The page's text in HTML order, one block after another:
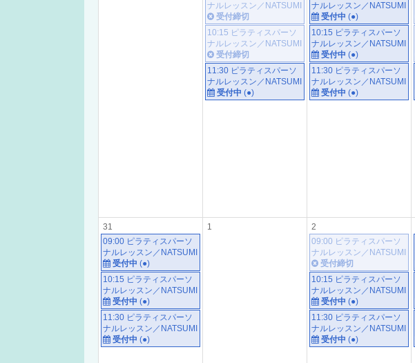
ナルレッスン／NATSUMI
受付締切
10:15 ピラティスパーソ
ナルレッスン／NATSUMI
受付締切
11:30 ピラティスパーソ
ナルレッスン／NATSUMI
受付中 (●)
ナルレッスン／NATSUMI
受付中 (●)
10:15 ピラティスパーソ
ナルレッスン／NATSUMI
受付中 (●)
11:30 ピラティスパーソ
ナルレッスン／NATSUMI
受付中 (●)
31
09:00 ピラティスパーソ
ナルレッスン／NATSUMI
受付中 (●)
10:15 ピラティスパーソ
ナルレッスン／NATSUMI
受付中 (●)
11:30 ピラティスパーソ
ナルレッスン／NATSUMI
受付中 (●)
1
2
09:00 ピラティスパーソ
ナルレッスン／NATSUMI
受付締切
10:15 ピラティスパーソ
ナルレッスン／NATSUMI
受付中 (●)
11:30 ピラティスパーソ
ナルレッスン／NATSUMI
受付中 (●)